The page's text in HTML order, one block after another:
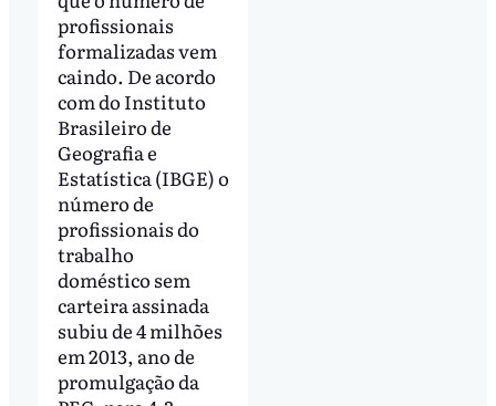
profissionais
formalizadas vem
caindo. De acordo
com do Instituto
Brasileiro de
Geografia e
Estatística (IBGE) o
número de
profissionais do
trabalho
doméstico sem
carteira assinada
subiu de 4 milhões
em 2013, ano de
promulgação da